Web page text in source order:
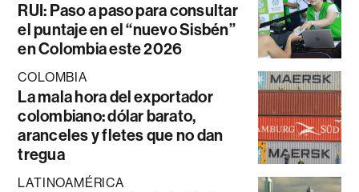
RUI: Paso a paso para consultar
el puntaje en el “nuevo Sisbén”
en Colombia este 2026
COLOMBIA
La mala hora del exportador
colombiano: dólar barato,
aranceles y fletes que no dan
tregua
LATINOAMÉRICA